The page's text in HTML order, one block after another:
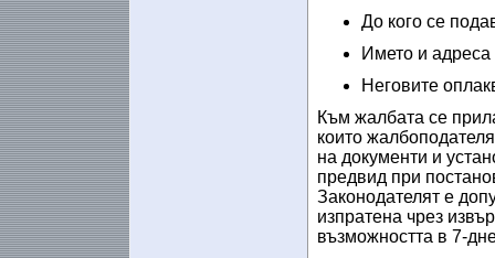
До кого се
Името и
Неговите
Към жалбата се
които
на документи и
предвид при
Законодателят е
изпратена чрез
възможността в 7-